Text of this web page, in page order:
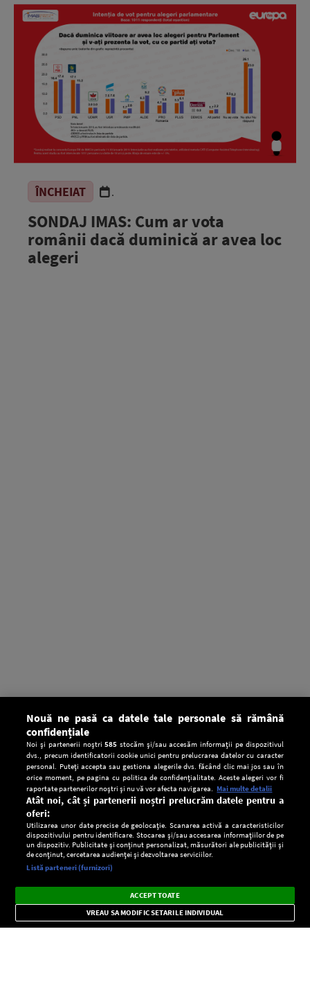
CONFIDENŢIALITATE
ÎNCHEIAT .
SONDAJ IMAS: Cum ar vota
românii dacă duminică ar avea loc
alegeri
Setări:
Dark
Mode
Radio live, podcasturi, știri și alerte
importante.
×
Nouă ne pasă ca datele tale personale să rămână
confidențiale
Noi și partenerii noștri585 stocăm și/sau accesăm informații pe dispozitivul
dvs., precum identificatorii cookie unici pentru prelucrarea datelor cu caracter
personal. Puteți accepta sau gestiona alegerile dvs. făcând clic mai jos sau în
orice moment, pe pagina cu politica de confidențialitate. Aceste alegeri vor fi
raportate partenerilor noștri și nu vă vor afecta navigarea. Mai multe detalii
Atât noi, cât și partenerii noștri prelucrăm datele pentru a
oferi:
Utilizarea unor date precise de geolocație. Scanarea activă a caracteristicilor
dispozitivului pentru identificare. Stocarea și/sau accesarea informațiilor de pe
un dispozitiv. Publicitate și conținut personalizat, măsurători ale publicității și
de conținut, cercetarea audienței și dezvoltarea serviciilor.
Listă parteneri (furnizori)
ACCEPT TOATE
VREAU SA MODIFIC SETARILE INDIVIDUAL